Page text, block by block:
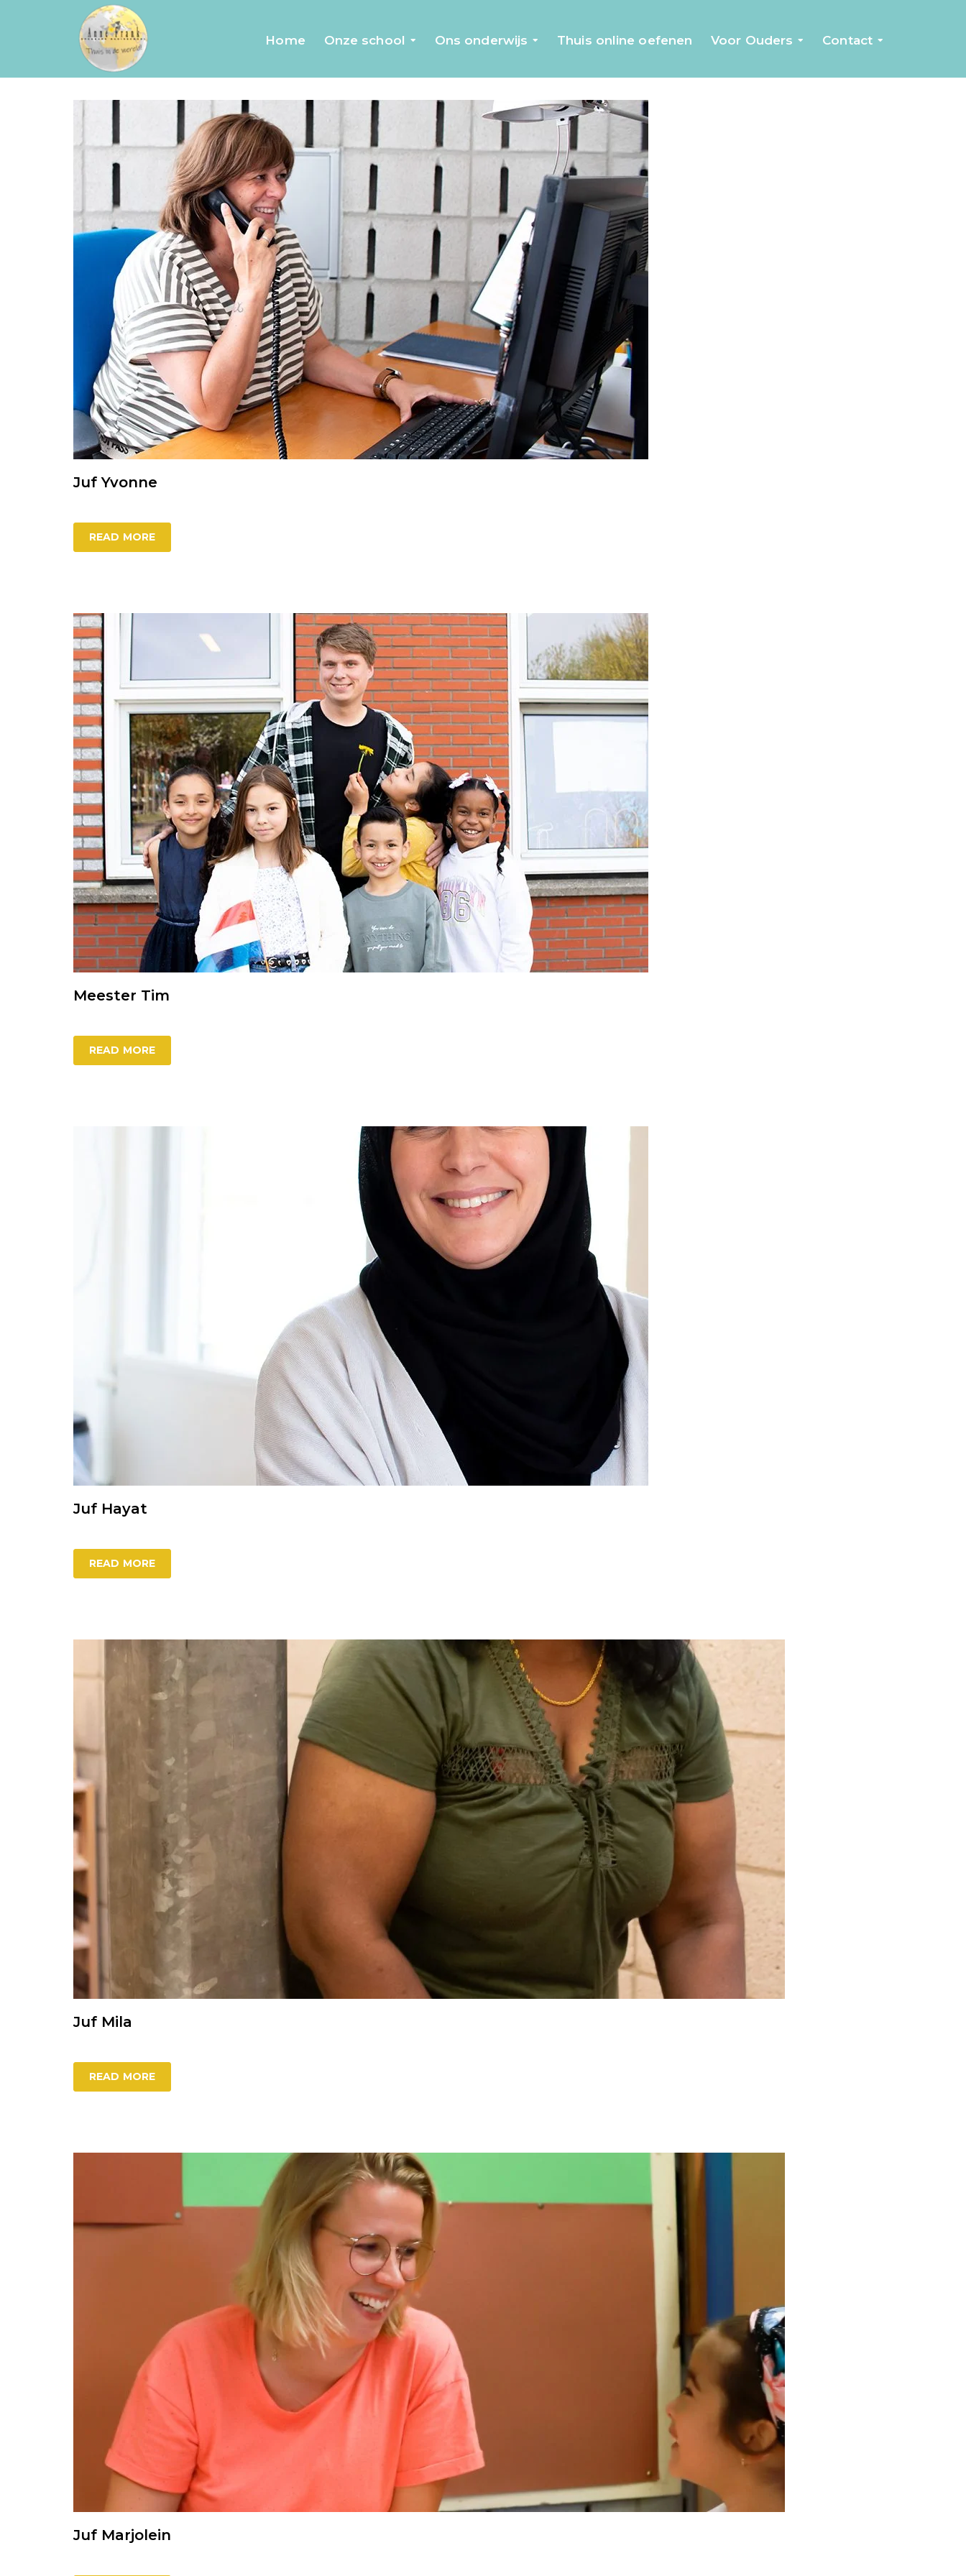
Home Onze school Ons onderwijs Thuis online oefenen Voor Ouders Contact
Teachers
Juf Yvonne
READ MORE
Meester Tim
READ MORE
Juf Hayat
READ MORE
Juf Mila
READ MORE
Juf Marjolein